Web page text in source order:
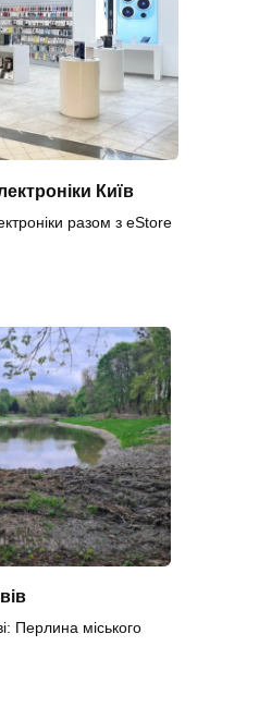
Київ
разом з eStore
Перлина міського